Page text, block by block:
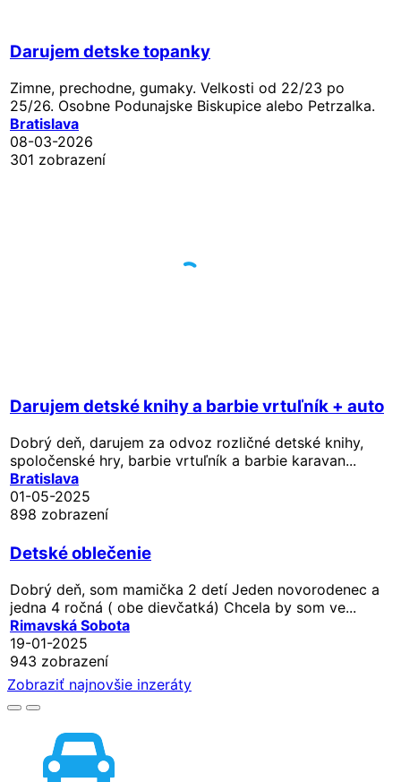
Darujem detske topanky
Zimne, prechodne, gumaky. Velkosti od 22/23 po
25/26. Osobne Podunajske Biskupice alebo Petrzalka.
Bratislava
08-03-2026
301 zobrazení
Darujem detské knihy a barbie vrtuľník + auto
Dobrý deň, darujem za odvoz rozličné detské knihy,
spoločenské hry, barbie vrtuľník a barbie karavan...
Bratislava
01-05-2025
898 zobrazení
Detské oblečenie
Dobrý deň, som mamička 2 detí Jeden novorodenec a
jedna 4 ročná ( obe dievčatká) Chcela by som ve...
Rimavská Sobota
19-01-2025
943 zobrazení
Zobraziť najnovšie inzeráty